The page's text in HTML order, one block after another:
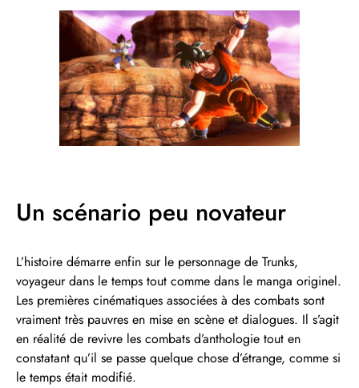
Un scénario peu novateur
L’histoire démarre enfin sur le personnage de Trunks,
voyageur dans le temps tout comme dans le manga originel.
Les premières cinématiques associées à des combats sont
vraiment très pauvres en mise en scène et dialogues. Il s’agit
en réalité de revivre les combats d’anthologie tout en
constatant qu’il se passe quelque chose d’étrange, comme si
le temps était modifié.